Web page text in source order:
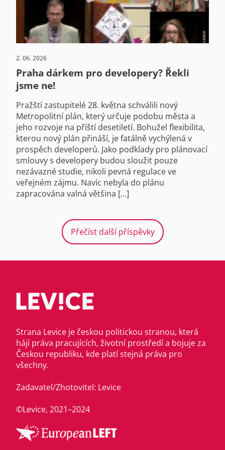
2. 06. 2026
Praha dárkem pro developery? Řekli
jsme ne!
Pražští zastupitelé 28. května schválili nový
Metropolitní plán, který určuje podobu města a
jeho rozvoje na příští desetiletí. Bohužel flexibilita,
kterou nový plán přináší, je fatálně vychýlená v
prospěch developerů. Jako podklady pro plánovací
smlouvy s developery budou sloužit pouze
nezávazné studie, nikoli pevná regulace ve
veřejném zájmu. Navíc nebyla do plánu
zapracována valná většina […]
Přečíst další příspěvky
Strana Levice je českou politickou stranou, která
hájí práva pracujících, životní prostředí a bojuje za
Českou republiku, kde platí stejná práva pro
všechny.
Zadavatel/Zhotovitel: Levice
©Levice, 2021–2024